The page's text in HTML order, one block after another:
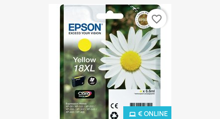
€ ONLINE
favorite_border